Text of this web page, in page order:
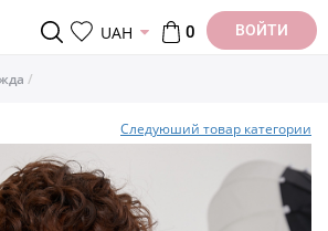
UAH 0 ВОЙТИ
Следуюший товар категории